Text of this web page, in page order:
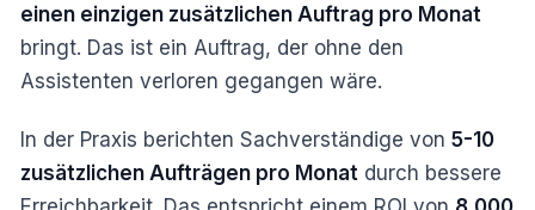
einen einzigen zusätzlichen Auftrag pro Monat
bringt. Das ist ein Auftrag, der ohne den
Assistenten verloren gegangen wäre.
In der Praxis berichten Sachverständige von 5-10
zusätzlichen Aufträgen pro Monat durch bessere